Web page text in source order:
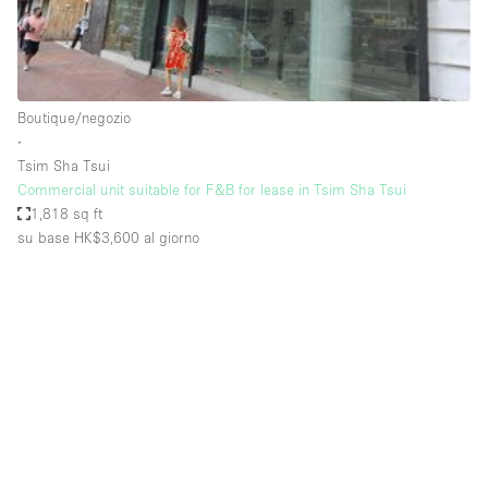
Elettricità
Esposizione di Automobili
Giardino
Impianto audiovisivo
Industriale
Boutique/negozio
∙
Tsim Sha Tsui
Commercial unit suitable for F&B for lease in Tsim Sha Tsui
1,818 sq ft
su base HK$3,600 al giorno